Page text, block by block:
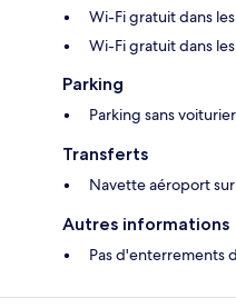
Wi-Fi gratuit dans
Wi-Fi gratuit dans
Parking
Parking sans
Transferts
Navette aéroport
Autres informations
Pas d'enterrements